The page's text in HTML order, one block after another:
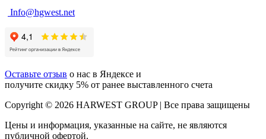
Info@hgwest.net
Оставьте отзыв о нас в Яндексе и
получите скидку 5% от ранее выставленного счета
Copyright © 2026 HARWEST GROUP | Все права защищены
Цены и информация, указанные на сайте, не являются
публичной офертой.